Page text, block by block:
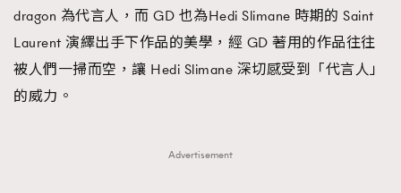
dragon 為代言人，而 GD 也為Hedi Slimane 時期的 Saint
Laurent 演繹出手下作品的美學，經 GD 著用的作品往往
被人們一掃而空，讓 Hedi Slimane 深切感受到「代言人」
的威力。
Advertisement